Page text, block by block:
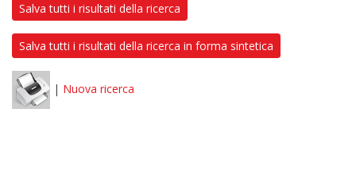
Salva tutti i risultati della ricerca
Salva tutti i risultati della ricerca in forma sintetica
| Nuova ricerca